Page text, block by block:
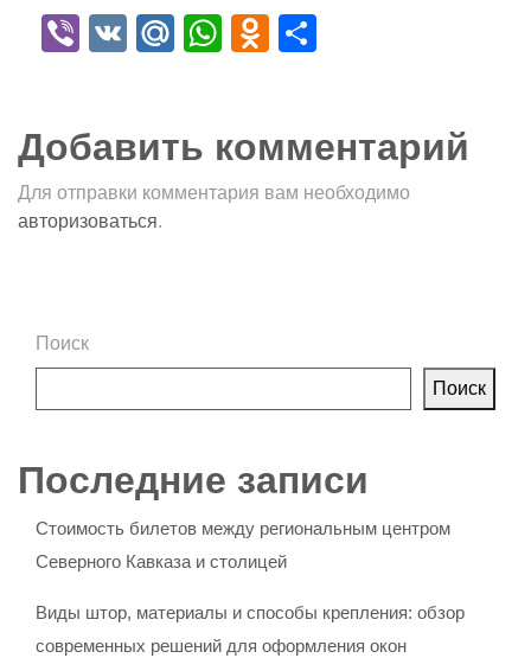
Viber
VK Mail.Ru
WhatsApp
Odnoklassniki
Добавить комментарий
Для отправки комментария вам необходимо
авторизоваться.
Поиск
Поиск
Последние записи
Стоимость билетов между региональным центром
Северного Кавказа и столицей
Виды штор, материалы и способы крепления: обзор
современных решений для оформления окон